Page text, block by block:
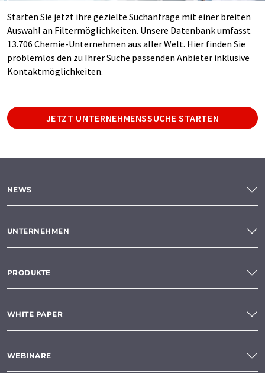
Starten Sie jetzt ihre gezielte Suchanfrage mit einer breiten
Auswahl an Filtermöglichkeiten. Unsere Datenbank umfasst
13.706 Chemie-Unternehmen aus aller Welt. Hier finden Sie
problemlos den zu Ihrer Suche passenden Anbieter inklusive
Kontaktmöglichkeiten.
JETZT UNTERNEHMENSSUCHE STARTEN
NEWS
UNTERNEHMEN
PRODUKTE
WHITE PAPER
WEBINARE